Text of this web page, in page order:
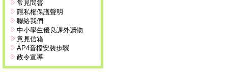
常見問答
隱私權保護聲明
聯絡我們
中小學生優良課外讀物
意見信箱
AP4音檔安裝步驟
政令宣導